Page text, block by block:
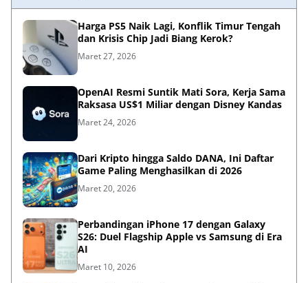
Harga PS5 Naik Lagi, Konflik Timur Tengah
dan Krisis Chip Jadi Biang Kerok?
Maret 27, 2026
OpenAI Resmi Suntik Mati Sora, Kerja Sama
Raksasa US$1 Miliar dengan Disney Kandas
Maret 24, 2026
Dari Kripto hingga Saldo DANA, Ini Daftar
Game Paling Menghasilkan di 2026
Maret 20, 2026
Perbandingan iPhone 17 dengan Galaxy
S26: Duel Flagship Apple vs Samsung di Era
AI
Maret 10, 2026